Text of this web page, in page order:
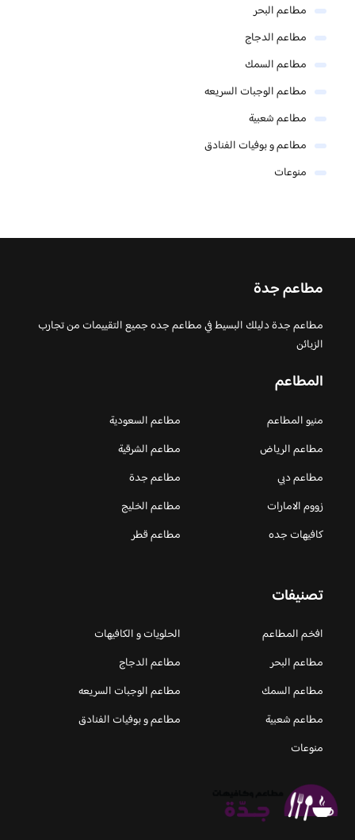
مطاعم البحر
مطاعم الدجاج
مطاعم السمك
مطاعم الوجبات السريعه
مطاعم شعبية
مطاعم و بوفيات الفنادق
منوعات
مطاعم جدة
مطاعم جدة دليلك البسيط في مطاعم جده جميع التقييمات من تجارب
الزبائن
المطاعم
منيو المطاعم
مطاعم السعودية
مطاعم الرياض
مطاعم الشرقية
مطاعم دبي
مطاعم جدة
زووم الامارات
مطاعم الخليج
كافيهات جده
مطاعم قطر
تصنيفات
افخم المطاعم
الحلويات و الكافيهات ‎
مطاعم البحر
مطاعم الدجاج
مطاعم السمك
مطاعم الوجبات السريعه
مطاعم شعبية
مطاعم و بوفيات الفنادق
منوعات